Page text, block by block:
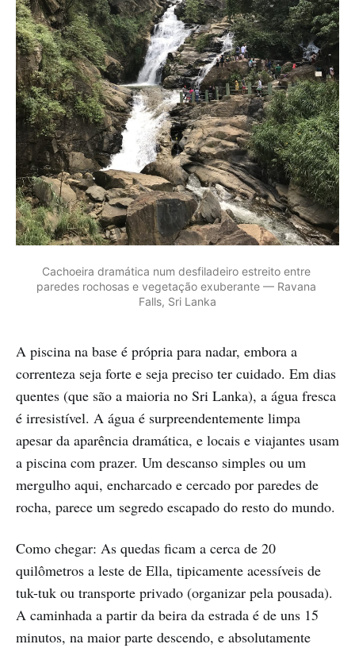
Cachoeira dramática num desfiladeiro estreito entre
paredes rochosas e vegetação exuberante — Ravana
Falls, Sri Lanka
A piscina na base é própria para nadar, embora a
correnteza seja forte e seja preciso ter cuidado. Em dias
quentes (que são a maioria no Sri Lanka), a água fresca
é irresistível. A água é surpreendentemente limpa
apesar da aparência dramática, e locais e viajantes usam
a piscina com prazer. Um descanso simples ou um
mergulho aqui, encharcado e cercado por paredes de
rocha, parece um segredo escapado do resto do mundo.
Como chegar: As quedas ficam a cerca de 20
quilômetros a leste de Ella, tipicamente acessíveis de
tuk-tuk ou transporte privado (organizar pela pousada).
A caminhada a partir da beira da estrada é de uns 15
minutos, na maior parte descendo, e absolutamente